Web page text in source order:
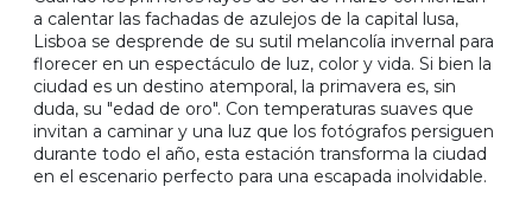
a calentar las fachadas de azulejos de la capital lusa,
Lisboa se desprende de su sutil melancolía invernal para
florecer en un espectáculo de luz, color y vida. Si bien la
ciudad es un destino atemporal, la primavera es, sin
duda, su "edad de oro". Con temperaturas suaves que
invitan a caminar y una luz que los fotógrafos persiguen
durante todo el año, esta estación transforma la ciudad
en el escenario perfecto para una escapada inolvidable.